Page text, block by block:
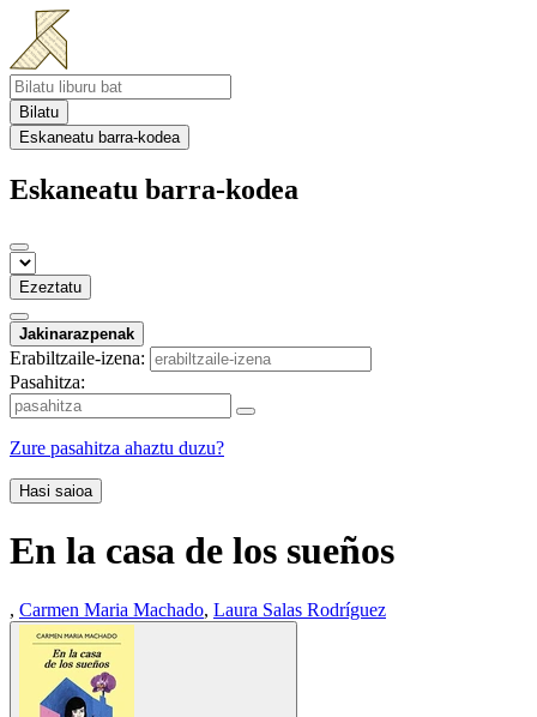
Bilatu
Eskaneatu barra-kodea
Eskaneatu barra-kodea
Ezeztatu
Jakinarazpenak
Erabiltzaile-izena:
Pasahitza:
Zure pasahitza ahaztu duzu?
Hasi saioa
En la casa de los sueños
, Carmen Maria Machado, Laura Salas Rodríguez